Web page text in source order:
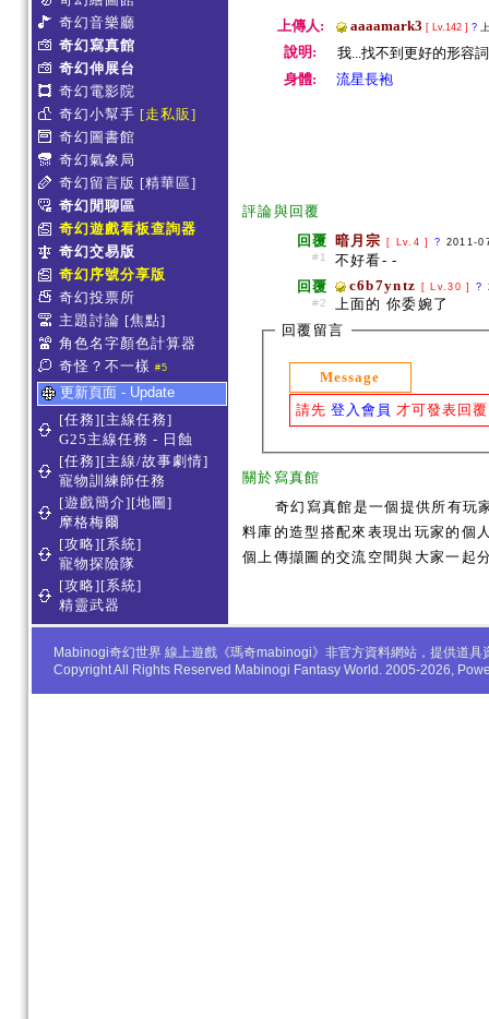
奇幻音樂廳
奇幻寫真館
奇幻伸展台
奇幻電影院
奇幻小幫手 [走私販]
奇幻圖書館
奇幻氣象局
奇幻留言版 [精華區]
奇幻閒聊區
奇幻遊戲看板查詢器
奇幻交易版
奇幻序號分享版
奇幻投票所
主題討論 [焦點]
角色名字顏色計算器
奇怪？不一樣 #5
更新頁面 - Update
[任務][主線任務]
G25主線任務 - 日蝕
[任務][主線/故事劇情]
寵物訓練師任務
[遊戲簡介][地圖]
摩格梅爾
[攻略][系統]
寵物探險隊
[攻略][系統]
精靈武器
上傳人: aaaamark3 [ Lv.142 ] ?
說明:
我...找不到更好的形容
身體:
流星長袍
評論與回覆
回覆
#1
暗月宗 [ Lv.4 ] ? 2011-
不好看- -
回覆
#2
c6b7yntz [ Lv.30 ] ?
上面的 你委婉了
回覆留言
Message
請先 登入會員 才可發表回
關於寫真館
奇幻寫真館是一個提供所有玩
料庫的造型搭配來表現出玩家的個
個上傳擷圖的交流空間與大家一起
Mabinogi奇幻世界 線上遊戲《瑪奇mabinogi》非官方資料網站，提供道
Copyright All Rights Reserved Mabinogi Fantasy World. 2005-2026,